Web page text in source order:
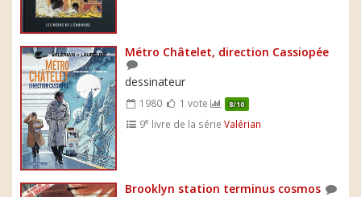
Métro Châtelet, direction Cassiopée
dessinateur
1980 1 vote 8/10
9e livre de la sérieValérian
Brooklyn station terminus cosmos